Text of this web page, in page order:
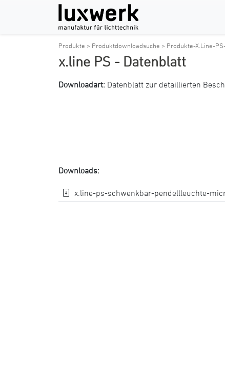
Produkte > Produktdownloadsuche > Produkte-X.Line-
x.line PS - Datenblatt
Downloadart: Datenblatt zur detaillierten
Downloads:
x.line-ps-schwenkbar-pendellleuchte-